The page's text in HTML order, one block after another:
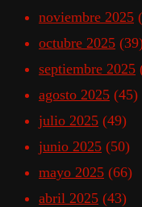
noviembre 2025
octubre 2025
septiembre 2025
agosto 2025 (45)
julio 2025 (49)
junio 2025 (50)
mayo 2025 (66)
abril 2025 (43)